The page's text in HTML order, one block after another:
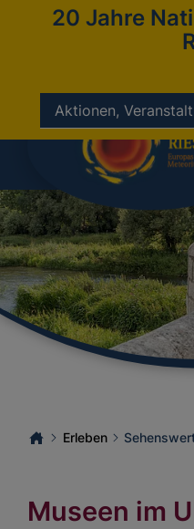
20 Jahre
Aktionen,
Erleben
Museen im